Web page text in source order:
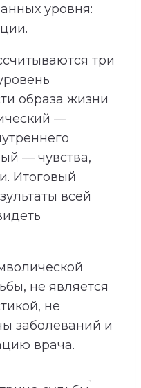
уровня:
три
образа жизни
—
— чувства,
Итоговый
всей
не является
не
заболеваний и
врача.